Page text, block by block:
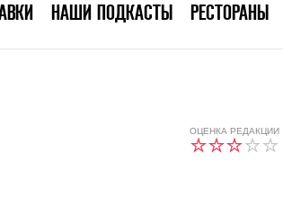
НАШИ ПОДКАСТЫ РЕСТОРАНЫ
ОЦЕНКА РЕДАКЦИИ